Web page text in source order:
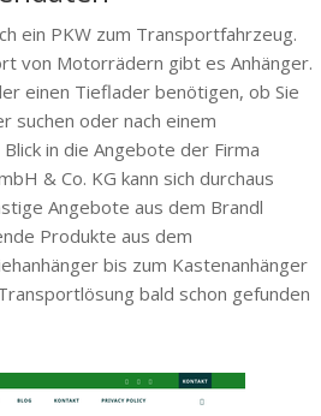
ein PKW zum Transportfahrzeug.
von Motorrädern gibt es Anhänger.
einen Tieflader benötigen, ob Sie
suchen oder nach einem
in die Angebote der Firma
& Co. KG kann sich durchaus
Angebote aus dem Brandl
Produkte aus dem
bis zum Kastenanhänger
bald schon gefunden